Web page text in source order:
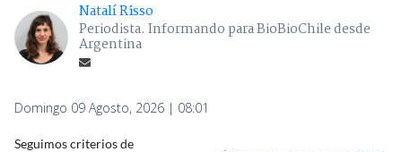
Natalí Risso
Periodista. Informando para BioBioChile desde
Argentina
Domingo 09 Agosto, 2026 | 08:01
Seguimos criterios de